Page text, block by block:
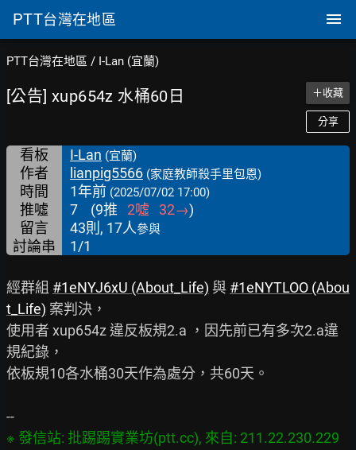
PTT台灣在地區
PTT台灣在地區 / I-Lan (宜蘭)
[公告] xup654z 水桶60日 ＋收藏
分享
看板 I-Lan (宜蘭)
作者 lianpig5566 (家庭教師殺手里包恩)
時間 1年前 (2025/07/02 17:00)
推噓 7 (9推 2噓 32→)
留言
43則, 17人參與
討論串 1/1
經群組 #1eNYJ6xU (About_Life) 與 #1eNYTLOO (Abou
t_Life) 案判決，
使用者 xup654z 違反板規2.a ，因先前已有多次2.a違
規紀錄，
依板規10各水桶30天作為處分，共60天。
※ 發信站: 批踢踢實業坊(ptt.cc), 來自: 211.22.230.229